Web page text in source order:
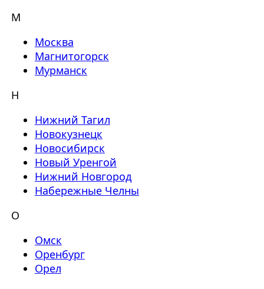
М
Москва
Магнитогорск
Мурманск
Н
Нижний Тагил
Новокузнецк
Новосибирск
Новый Уренгой
Нижний Новгород
Набережные Челны
О
Омск
Оренбург
Орел